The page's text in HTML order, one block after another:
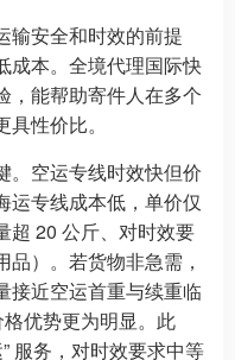
输安全和时效的前提
成本。全境代理国际快
，能帮助寄件人在多个
性价比。
。空运专线时效快但价
运专线成本低，单价仅
超 20 公斤、对时效要
）。若货物非急需，
接近空运首重与续重临
优势更为明显。此
服务，对时效要求中等